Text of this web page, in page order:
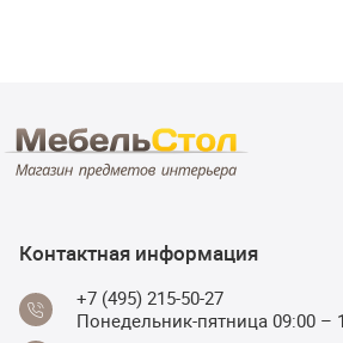
Контактная информация
+7 (495) 215-50-27
Понедельник-пятница 09:00 –